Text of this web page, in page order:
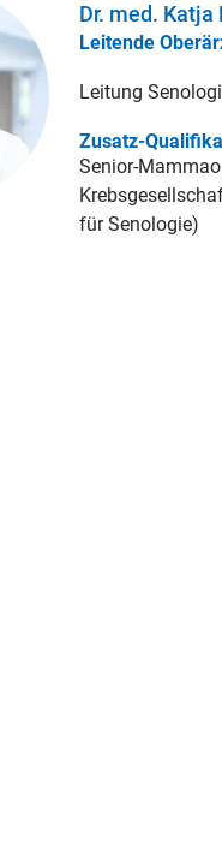
Dr. med.
Leitende
Leitung
Zusatz-
Senior-
für Senologie)